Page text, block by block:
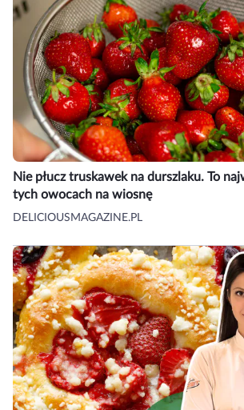
Nie płucz truskawek na durszlaku. To
tych owocach na wiosnę
DELICIOUSMAGAZINE.PL